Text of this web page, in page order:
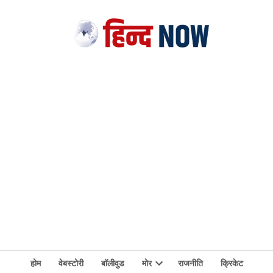
होम वेबस्टोरी बॉलीवुड मोर राजनीति
क्रिकेट